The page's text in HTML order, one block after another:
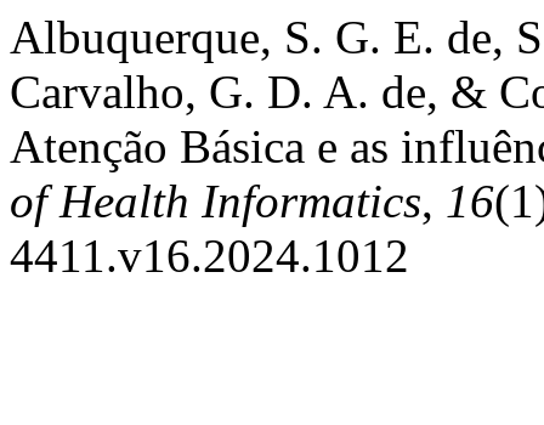
Albuquerque, S. G. E. de,
Carvalho, G. D. A. de, &
Atenção Básica e as
of Health Informatics, 16
4411.v16.2024.1012